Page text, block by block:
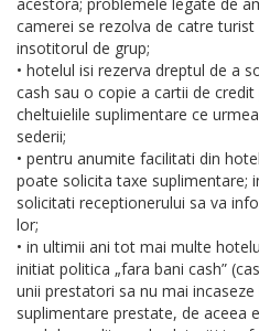
camerei se rezolva de catre
insotitorul de grup;
• hotelul isi rezerva dreptul de a
cash sau o copie a cartii de
cheltuielile suplimentare ce
sederii;
• pentru anumite facilitati din
poate solicita taxe suplimentare;
solicitati receptionerului sa va
lor;
• in ultimii ani tot mai multe
initiat politica „fara bani cash”
unii prestatori sa nu mai
suplimentare prestate, de aceea